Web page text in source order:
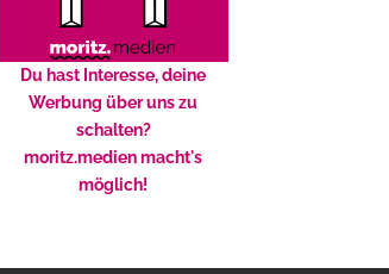
Du hast Interesse, deine
Werbung über uns zu
schalten?
moritz.medien macht's
möglich!